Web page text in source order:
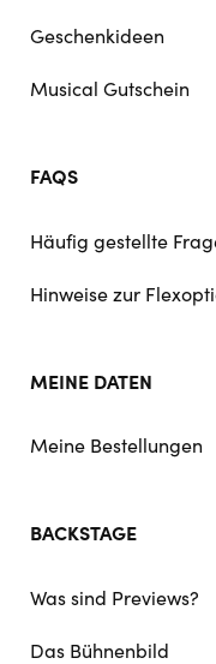
Geschenkideen
Musical Gutschein
FAQS
Häufig gestellte
Hinweise zur
MEINE DATEN
Meine Bestellungen
BACKSTAGE
Was sind Previews?
Das Bühnenbild